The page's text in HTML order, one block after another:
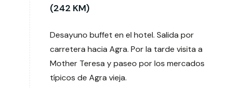
(242 KM)
Desayuno buffet en el hotel. Salida por
carretera hacia Agra. Por la tarde visita a
Mother Teresa y paseo por los mercados
típicos de Agra vieja.